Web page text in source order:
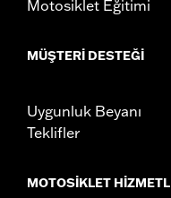
Motosiklet Eğitimi
MÜŞTERI DESTEĞI
Uygunluk Beyanı
Teklifler
MOTOSIKLET